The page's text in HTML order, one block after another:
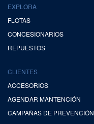
EXPLORA
FLOTAS
CONCESIONARIOS
REPUESTOS
CLIENTES
ACCESORIOS
AGENDAR MANTENCIÓN
CAMPAÑAS DE PREVENCIÓN